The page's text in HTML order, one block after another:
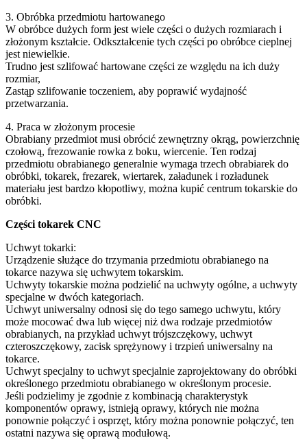
3. Obróbka przedmiotu hartowanego
W obróbce dużych form jest wiele części o dużych rozmiarach i
złożonym kształcie. Odkształcenie tych części po obróbce cieplnej
jest niewielkie.
Trudno jest szlifować hartowane części ze względu na ich duży
rozmiar,
Zastąp szlifowanie toczeniem, aby poprawić wydajność
przetwarzania.
4. Praca w złożonym procesie
Obrabiany przedmiot musi obrócić zewnętrzny okrąg, powierzchnię
czołową, frezowanie rowka z boku, wiercenie. Ten rodzaj
przedmiotu obrabianego generalnie wymaga trzech obrabiarek do
obróbki, tokarek, frezarek, wiertarek, załadunek i rozładunek
materiału jest bardzo kłopotliwy, można kupić centrum tokarskie do
obróbki.
Części tokarek CNC
Uchwyt tokarki:
Urządzenie służące do trzymania przedmiotu obrabianego na
tokarce nazywa się uchwytem tokarskim.
Uchwyty tokarskie można podzielić na uchwyty ogólne, a uchwyty
specjalne w dwóch kategoriach.
Uchwyt uniwersalny odnosi się do tego samego uchwytu, który
może mocować dwa lub więcej niż dwa rodzaje przedmiotów
obrabianych, na przykład uchwyt trójszczękowy, uchwyt
czteroszczękowy, zacisk sprężynowy i trzpień uniwersalny na
tokarce.
Uchwyt specjalny to uchwyt specjalnie zaprojektowany do obróbki
określonego przedmiotu obrabianego w określonym procesie.
Jeśli podzielimy je zgodnie z kombinacją charakterystyk
komponentów oprawy, istnieją oprawy, których nie można
ponownie połączyć i osprzęt, który można ponownie połączyć, ten
ostatni nazywa się oprawą modułową.